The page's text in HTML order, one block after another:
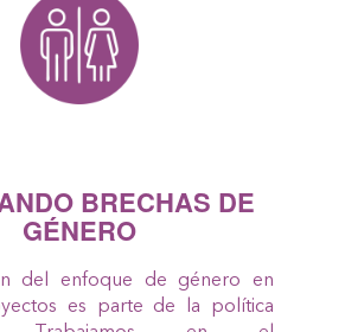
BRECHAS DE
GÉNERO
del enfoque de género en
es parte de la política